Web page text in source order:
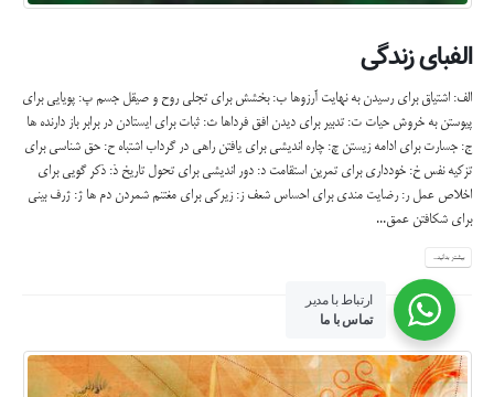
الفبای زندگی
الف: اشتیاق برای رسیدن به نهایت آرزوها ب: بخشش برای تجلی روح و صیقل جسم پ: پویایی برای
پیوستن به خروش حیات ت: تدبیر برای دیدن افق فرداها ث: ثبات برای ایستادن در برابر باز دارنده ها
ج: جسارت برای ادامه زیستن چ: چاره اندیشی برای یافتن راهی در گرداب اشتباه ح: حق شناسی برای
تزکیه نفس خ: خودداری برای تمرین استقامت د: دور اندیشی برای تحول تاریخ ‌ذ: ذکر گویی برای
اخلاص عمل ر: رضایت مندی برای احساس شعف ز: زیرکی برای مغتنم شمردن دم ها ژ: ژرف بینی
برای شکافتن عمق...
بیشتر بدانید...
تمامی حقوق این وبسایت متعلق به وبسایت رسمی خاندان مجدی می باشد
ارتباط با مدیر
تماس با ما